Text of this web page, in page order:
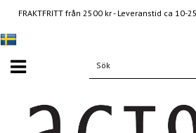
FRAKTFRITT från 2500 kr - Leveranstid ca 10-